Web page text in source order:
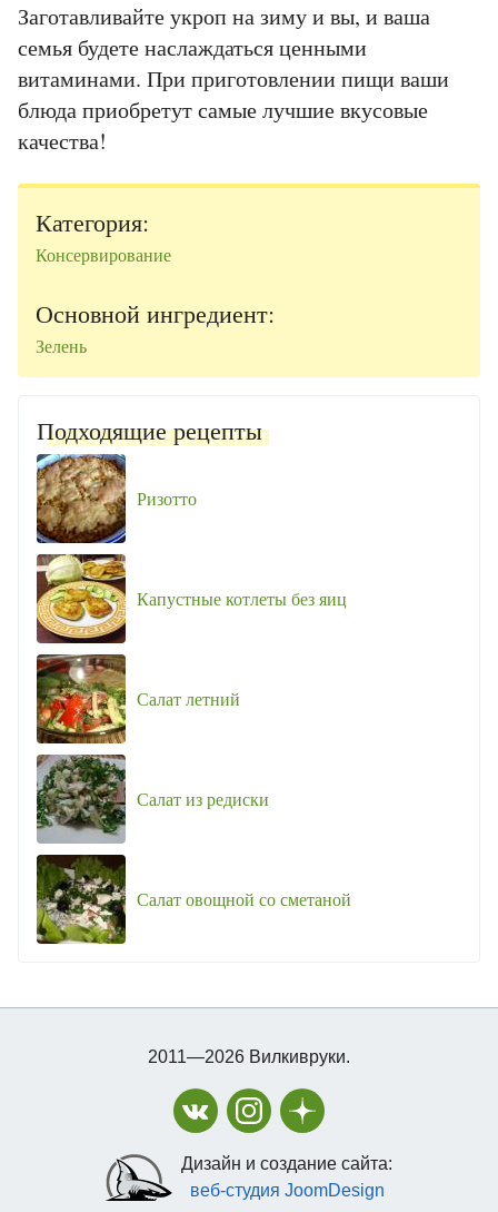
Заготавливайте укроп на зиму и вы, и ваша
семья будете наслаждаться ценными
витаминами. При приготовлении пищи ваши
блюда приобретут самые лучшие вкусовые
качества!
Категория:
Консервирование
Основной ингредиент:
Зелень
Подходящие рецепты
Ризотто
Капустные котлеты без яиц
Салат летний
Салат из редиски
Салат овощной со сметаной
2011—2026 Вилкивруки.
Дизайн и создание сайта:
веб-студия JoomDesign